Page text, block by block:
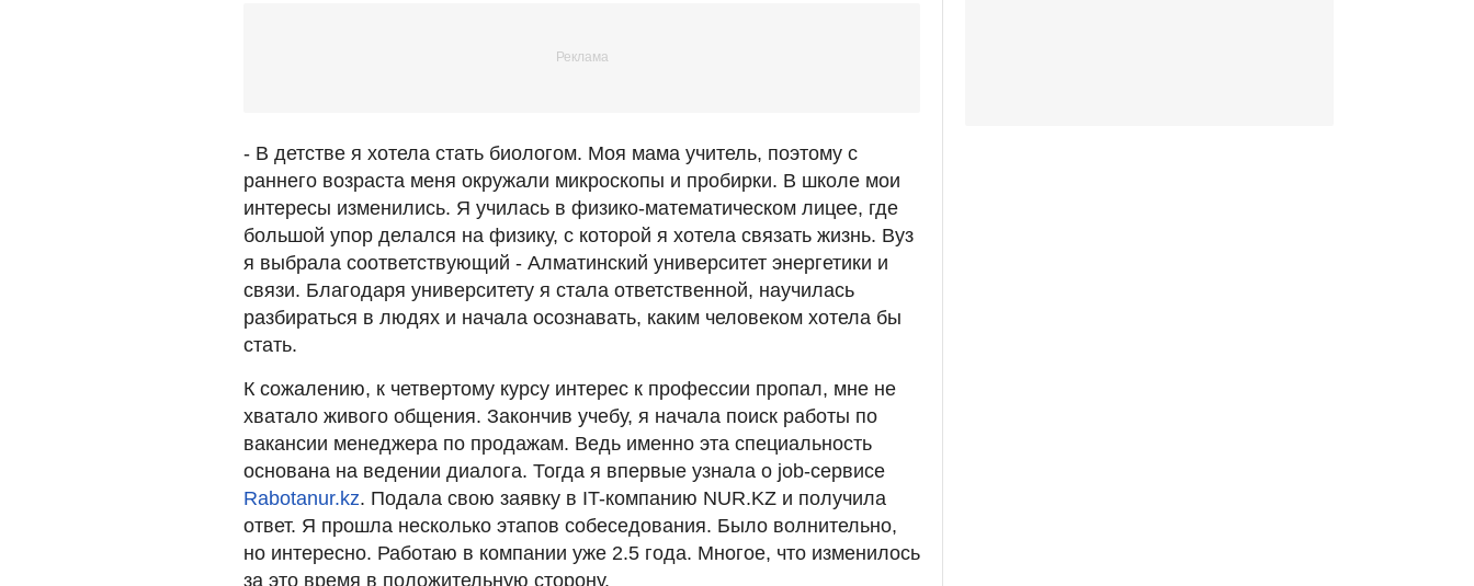
- В детстве я хотела стать биологом. Моя мама учитель, поэтому с
раннего возраста меня окружали микроскопы и пробирки. В школе мои
интересы изменились. Я училась в физико-математическом лицее, где
большой упор делался на физику, с которой я хотела связать жизнь. Вуз
я выбрала соответствующий - Алматинский университет энергетики и
связи. Благодаря университету я стала ответственной, научилась
разбираться в людях и начала осознавать, каким человеком хотела бы
стать.
К сожалению, к четвертому курсу интерес к профессии пропал, мне не
хватало живого общения. Закончив учебу, я начала поиск работы по
вакансии менеджера по продажам. Ведь именно эта специальность
основана на ведении диалога. Тогда я впервые узнала о job-сервисе
Rabotanur.kz. Подала свою заявку в IT-компанию NUR.KZ и получила
ответ. Я прошла несколько этапов собеседования. Было волнительно,
но интересно. Работаю в компании уже 2.5 года. Многое, что изменилось
за это время в положительную сторону.